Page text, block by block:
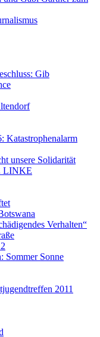
Gib
Katastrophenalarm
unsere Solidarität
LINKE
Verhalten“
Sommer Sonne
2011